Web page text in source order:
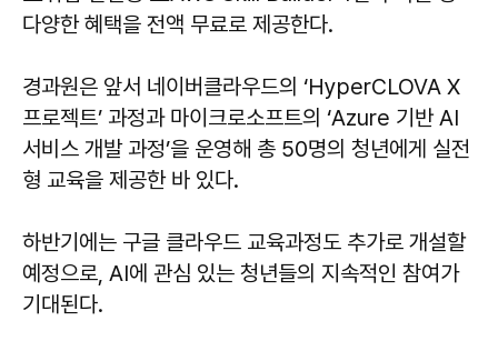
다양한 혜택을 전액 무료로 제공한다.
경과원은 앞서 네이버클라우드의 ‘HyperCLOVA X
프로젝트’ 과정과 마이크로소프트의 ‘Azure 기반 AI
서비스 개발 과정’을 운영해 총 50명의 청년에게 실전
형 교육을 제공한 바 있다.
하반기에는 구글 클라우드 교육과정도 추가로 개설할
예정으로, AI에 관심 있는 청년들의 지속적인 참여가
기대된다.